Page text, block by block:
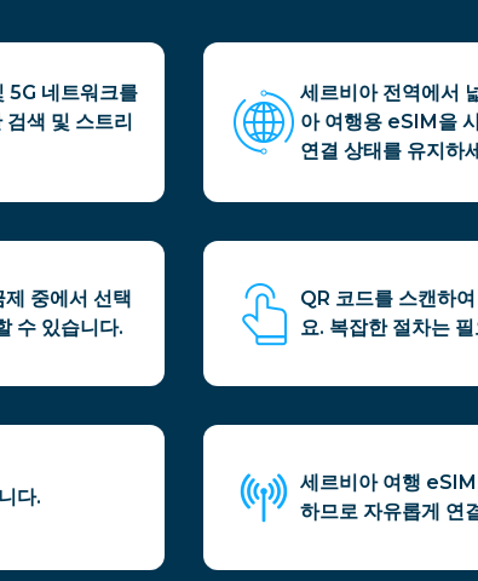
5G 네트워크를
색 및 스트리
세르비아 전역에서
아 여행용 eSIM을
연결 상태를 유지하
중에서 선택
수 있습니다.
QR 코드를 스캔하
요. 복잡한 절차는
다.
세르비아 여행
하므로 자유롭게 연